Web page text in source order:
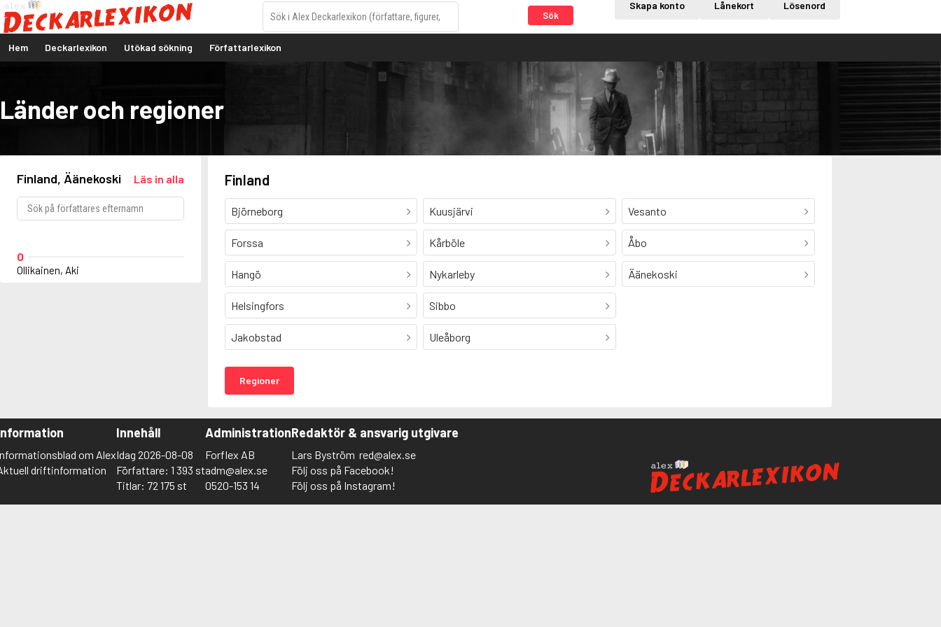
Sök
Skapa konto Lånekort Lösenord
Hem Deckarlexikon Utökad sökning Författarlexikon
Länder och regioner
Finland, Äänekoski Läs in alla
O
Ollikainen, Aki
Finland
Björneborg
Forssa
Hangö
Helsingfors
Jakobstad
Kuusjärvi
Kårböle
Nykarleby
Sibbo
Uleåborg
Vesanto
Åbo
Äänekoski
Regioner
om Alex
driftinformation
Innehåll
Idag 2026-08-08
Författare: 1 393 st
Titlar: 72 175 st
Administration
Forflex AB
adm@alex.se
0520-153 14
Redaktör & ansvarig utgivare
Lars Byström red@alex.se
Följ oss på Facebook!
Följ oss på Instagram!